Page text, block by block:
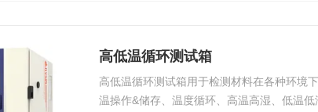
高低温循环测试箱
高低温循环测试箱用于检测材料在各种环境
温操作&储存、温度循环、高温高湿、低温